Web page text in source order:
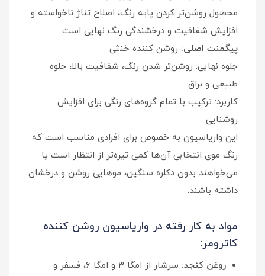
محصول روشن‌تر کردن پایه رنگ، اصلاح تناژ ناخواسته و
افزایش شفافیت و درخشندگی رنگ نهایی است.
پیگمنت اصلی: روشن‌ کننده خنثی
جلوه نهایی: روشن‌تر شدن رنگ، شفافیت بالا، جلوه
طبیعی و براق
کاربرد: ترکیب با تمام گروه‌های رنگی برای افزایش
روشنایی
این واریاسیون به خصوص برای افرادی مناسب است که
رنگ موی انتخابی آن‌ها کمی تیره‌تر از انتظار است یا
می‌خواهند بدون دکلره سنگین، موهایی روشن و درخشان
داشته باشند.
مواد به کار رفته در واریاسیون روشن کننده
کاترومر:
روغن کنجد:
سرشار از امگا ۳ و امگا ۶، فسفر و